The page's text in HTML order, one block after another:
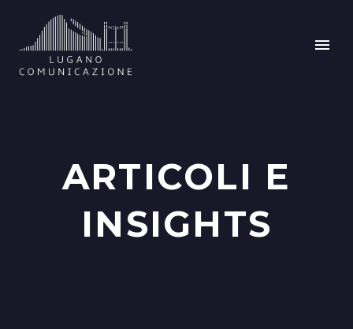
ARTICOLI E
INSIGHTS